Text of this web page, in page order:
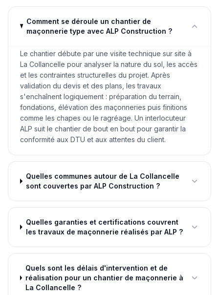
Comment se déroule un chantier de
maçonnerie type avec ALP Construction ?
Le chantier débute par une visite technique sur site à
La Collancelle pour analyser la nature du sol, les accès
et les contraintes structurelles du projet. Après
validation du devis et des plans, les travaux
s'enchaînent logiquement : préparation du terrain,
fondations, élévation des maçonneries puis finitions
comme les chapes ou le ragréage. Un interlocuteur
ALP suit le chantier de bout en bout pour garantir la
conformité aux DTU et aux attentes du client.
Quelles communes autour de La Collancelle
sont couvertes par ALP Construction ?
Quelles garanties et certifications couvrent
les travaux de maçonnerie réalisés par ALP ?
Quels sont les délais d'intervention et de
réalisation pour un chantier de maçonnerie à
La Collancelle ?